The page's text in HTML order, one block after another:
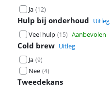
Ja (12)
Hulp bij onderhoud Uitleg
Veel hulp (15) Aanbevolen
Cold brew Uitleg
Ja (9)
Nee (4)
Tweedekans